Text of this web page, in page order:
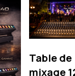
Table de
mixage